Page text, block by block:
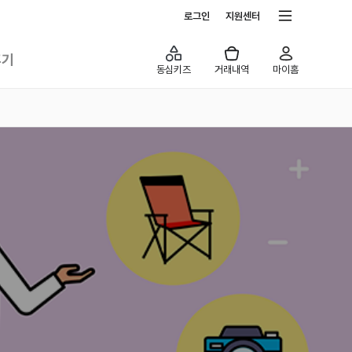
로그인 지원센터
동심키즈 거래내역 마이홈